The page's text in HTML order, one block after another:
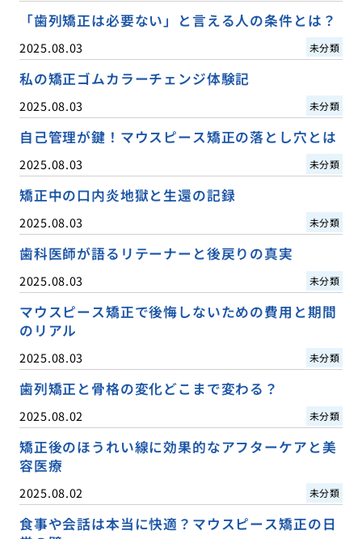
「歯列矯正は必要ない」と言える人の条件とは？
2025.08.03 未分類
私の矯正ゴムカラーチェンジ体験記
2025.08.03 未分類
自己管理が鍵！マウスピース矯正の落とし穴とは
2025.08.03 未分類
矯正中の口内炎地獄と生還の記録
2025.08.03 未分類
歯科医師が語るリテーナーと後戻りの真実
2025.08.03 未分類
マウスピース矯正で後悔しないための費用と期間
のリアル
2025.08.03 未分類
歯列矯正と骨格の変化どこまで変わる？
2025.08.02 未分類
矯正後のほうれい線に効果的なアフターケアと美
容医療
2025.08.02 未分類
食事や会話は本当に快適？マウスピース矯正の日